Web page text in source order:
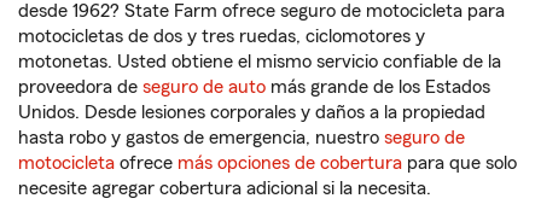
desde 1962? State Farm ofrece seguro de motocicleta para
motocicletas de dos y tres ruedas, ciclomotores y
motonetas. Usted obtiene el mismo servicio confiable de la
proveedora de seguro de auto más grande de los Estados
Unidos. Desde lesiones corporales y daños a la propiedad
hasta robo y gastos de emergencia, nuestro seguro de
motocicleta ofrece más opciones de cobertura para que solo
necesite agregar cobertura adicional si la necesita.